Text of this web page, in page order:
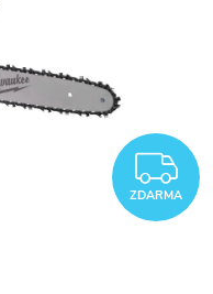
ZDARMA